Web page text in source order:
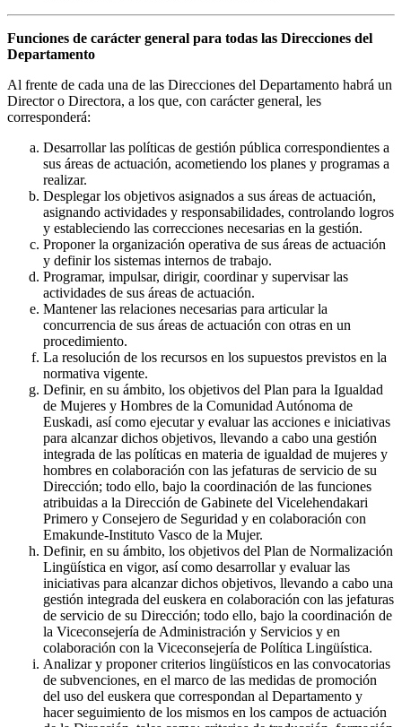
Funciones de carácter general para todas las Direcciones del
Departamento
Al frente de cada una de las Direcciones del Departamento habrá un
Director o Directora, a los que, con carácter general, les
corresponderá:
Desarrollar las políticas de gestión pública correspondientes a
sus áreas de actuación, acometiendo los planes y programas a
realizar.
Desplegar los objetivos asignados a sus áreas de actuación,
asignando actividades y responsabilidades, controlando logros
y estableciendo las correcciones necesarias en la gestión.
Proponer la organización operativa de sus áreas de actuación
y definir los sistemas internos de trabajo.
Programar, impulsar, dirigir, coordinar y supervisar las
actividades de sus áreas de actuación.
Mantener las relaciones necesarias para articular la
concurrencia de sus áreas de actuación con otras en un
procedimiento.
La resolución de los recursos en los supuestos previstos en la
normativa vigente.
Definir, en su ámbito, los objetivos del Plan para la Igualdad
de Mujeres y Hombres de la Comunidad Autónoma de
Euskadi, así como ejecutar y evaluar las acciones e iniciativas
para alcanzar dichos objetivos, llevando a cabo una gestión
integrada de las políticas en materia de igualdad de mujeres y
hombres en colaboración con las jefaturas de servicio de su
Dirección; todo ello, bajo la coordinación de las funciones
atribuidas a la Dirección de Gabinete del Vicelehendakari
Primero y Consejero de Seguridad y en colaboración con
Emakunde-Instituto Vasco de la Mujer.
Definir, en su ámbito, los objetivos del Plan de Normalización
Lingüística en vigor, así como desarrollar y evaluar las
iniciativas para alcanzar dichos objetivos, llevando a cabo una
gestión integrada del euskera en colaboración con las jefaturas
de servicio de su Dirección; todo ello, bajo la coordinación de
la Viceconsejería de Administración y Servicios y en
colaboración con la Viceconsejería de Política Lingüística.
Analizar y proponer criterios lingüísticos en las convocatorias
de subvenciones, en el marco de las medidas de promoción
del uso del euskera que correspondan al Departamento y
hacer seguimiento de los mismos en los campos de actuación